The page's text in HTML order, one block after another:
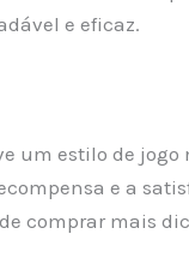
e eficaz.
um estilo de jogo
e a
comprar mais